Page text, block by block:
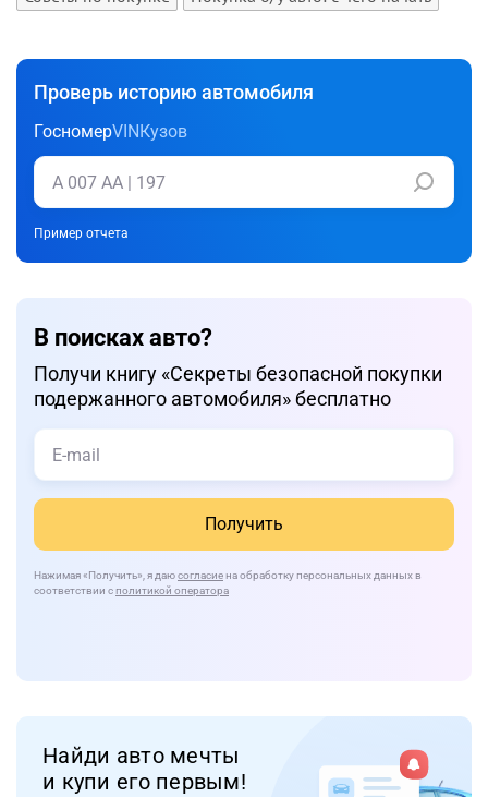
Проверь историю автомобиля
ГосномерVIN Кузов
Пример отчета
В поисках авто?
Получи книгу «Cекреты безопасной покупки
подержанного автомобиля» бесплатно
Получить
Нажимая «Получить», я даюсогласиена обработку персональных данных в
соответствии сполитикой оператора
Найди авто мечты
и купи его первым!